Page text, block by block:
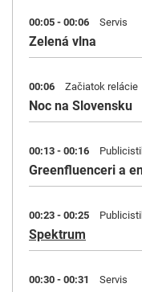
00:05 - 00:06 Servis
Zelená vlna
00:06 Začiatok relácie
Noc na Slovensku
00:13 - 00:16
Greenfluenceri a
00:23 - 00:25
Spektrum
00:30 - 00:31 Servis